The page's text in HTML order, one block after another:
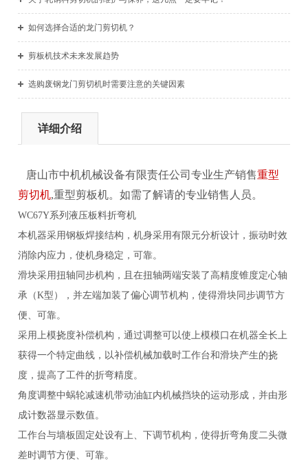
如何选择合适的龙门剪切机？
剪板机技术未来发展趋势
选购废钢龙门剪切机时需要注意的关键因素
详细介绍
唐山市中机机械设备有限责任公司专业生产销售重型
剪切机,重型剪板机。如需了解请的专业销售人员。
WC67Y系列液压板料折弯机
本机器采用钢板焊接结构，机身采用有限元分析设计，振动时效
消除内应力，使机身稳定，可靠。
滑块采用扭轴同步机构，且在扭轴两端安装了高精度锥度定心轴
承（K型），并左端加装了偏心调节机构，使得滑块同步调节方
便、可靠。
采用上模挠度补偿机构，通过调整可以使上模模口在机器全长上
获得一个特定曲线，以补偿机械加载时工作台和滑块产生的挠
度，提高了工件的折弯精度。
角度调整中蜗轮减速机带动油缸内机械挡块的运动形成，并由形
成计数器显示数值。
工作台与墙板固定处设有上、下调节机构，使得折弯角度二头微
差时调节方便、可靠。